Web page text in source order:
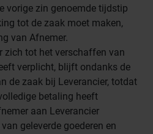
vorige zin genoemde tijdstip
tot de zaak moet maken,
van Afnemer.
zich tot het verschaffen van
verplicht, blijft ondanks de
de zaak bij Leverancier, totdat
betaling heeft
aan Leverancier
geleverde goederen en